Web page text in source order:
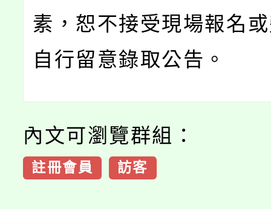
素，恕不接受現場報名
自行留意錄取公告。
內文可瀏覽群組：
註冊會員 訪客